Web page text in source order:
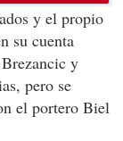
y el propio
su cuenta
y
pero se
el portero Biel